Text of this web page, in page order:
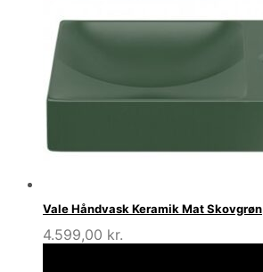
Vale Håndvask Keramik Mat Skovgrøn
4.599,00 kr.